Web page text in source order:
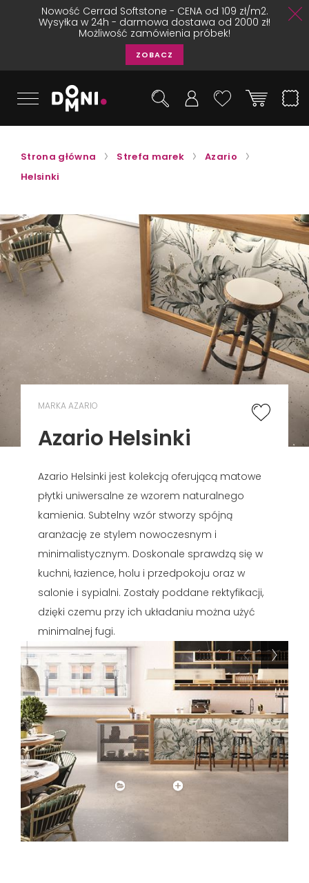
Nowość Cerrad Softstone - CENA od 109 zł/m2.
Wysyłka w 24h - darmowa dostawa od 2000 zł!
Możliwość zamówienia próbek!
ZOBACZ
Strona główna Strefa marek
Azario
Helsinki
MARKA AZARIO
Azario Helsinki
Azario Helsinki jest kolekcją oferującą matowe
płytki uniwersalne ze wzorem naturalnego
kamienia. Subtelny wzór stworzy spójną
aranżację ze stylem nowoczesnym i
minimalistycznym. Doskonale sprawdzą się w
kuchni, łazience, holu i przedpokoju oraz w
salonie i sypialni. Zostały poddane rektyfikacji,
dzięki czemu przy ich układaniu można użyć
minimalnej fugi.